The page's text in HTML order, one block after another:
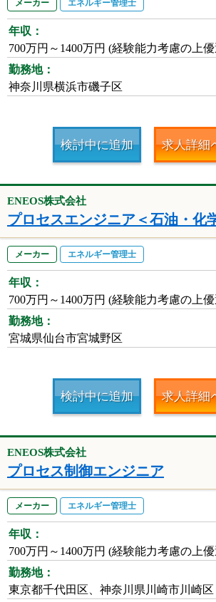
メーカー エネルギー管理士
年収：
700万円～1400万円 (経験能力考慮の上
勤務地：
神奈川県横浜市磯子区
検討中に追加 求人詳細
ENEOS株式会社
プロセスエンジニア＜石油・化
メーカー エネルギー管理士
年収：
700万円～1400万円 (経験能力考慮の上
勤務地：
宮城県仙台市宮城野区
検討中に追加 求人詳細
ENEOS株式会社
プロセス制御エンジニア
メーカー エネルギー管理士
年収：
700万円～1400万円 (経験能力考慮の上
勤務地：
東京都千代田区、神奈川県川崎市川崎区